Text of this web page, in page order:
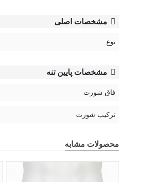
مشخصات اصلی
نوع
مشخصات پایین تنه
فاق شورت
ترکیب شورت
محصولات مشابه